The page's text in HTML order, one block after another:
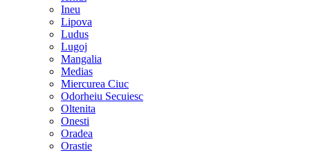
Ineu
Lipova
Ludus
Lugoj
Mangalia
Medias
Miercurea Ciuc
Odorheiu Secuiesc
Oltenita
Onesti
Oradea
Orastie